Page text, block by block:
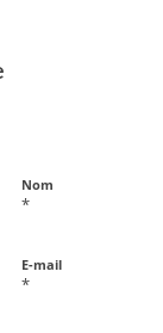
Nom
*
E-mail
*